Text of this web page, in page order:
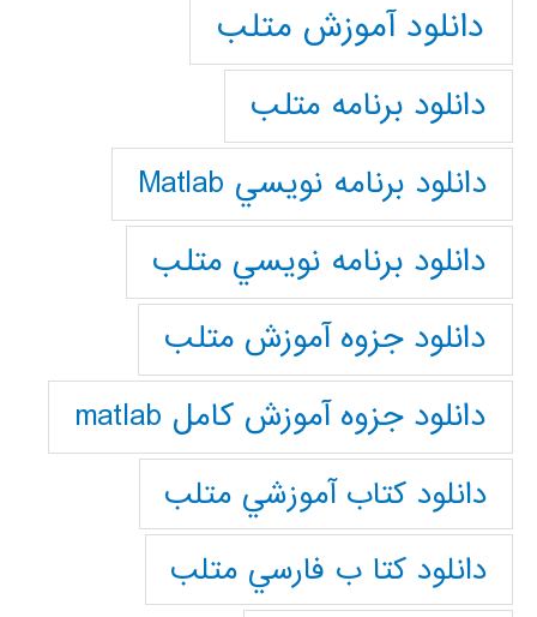
دانلود آموزش متلب
دانلود برنامه متلب
دانلود برنامه نويسي Matlab
دانلود برنامه نويسي متلب
دانلود جزوه آموزش متلب
دانلود جزوه آموزش کامل matlab
دانلود كتاب آموزشي متلب
دانلود كتا ب فارسي متلب